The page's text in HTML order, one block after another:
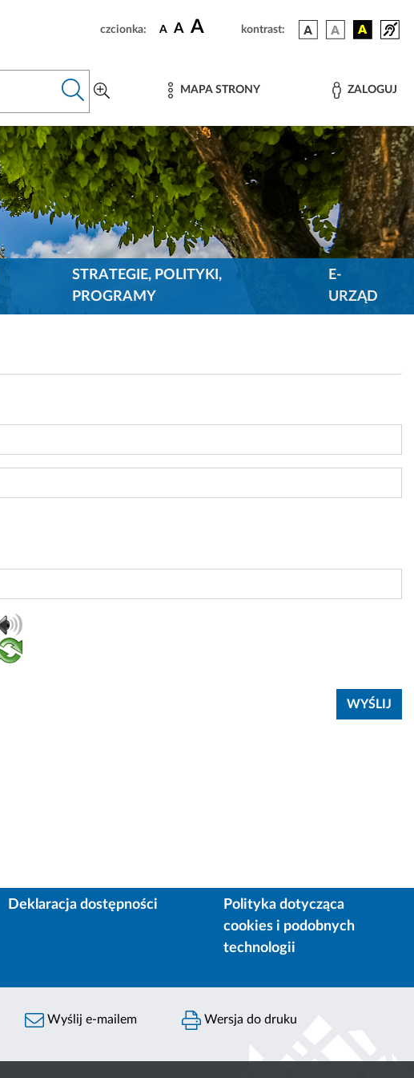
czcionka: A A A kontrast:
MAPA STRONY ZALOGUJ
STRATEGIE, POLITYKI,
PROGRAMY
E-
URZĄD
Deklaracja dostępności
Polityka dotycząca
cookies i podobnych
technologii
Wyślij e-mailem Wersja do druku